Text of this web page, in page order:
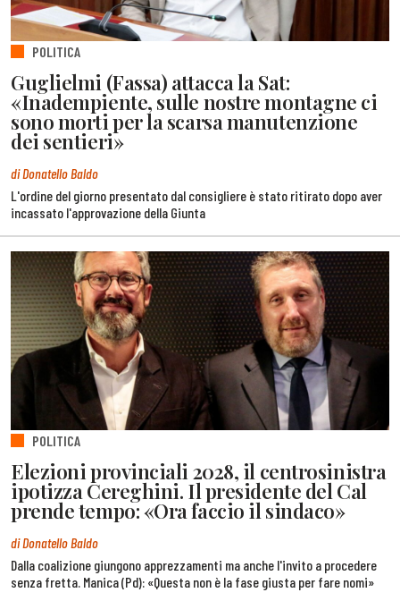
POLITICA
Guglielmi (Fassa) attacca la Sat:
«Inadempiente, sulle nostre montagne ci
sono morti per la scarsa manutenzione
dei sentieri»
di Donatello Baldo
L'ordine del giorno presentato dal consigliere è stato ritirato dopo aver
incassato l'approvazione della Giunta
POLITICA
Elezioni provinciali 2028, il centrosinistra
ipotizza Cereghini. Il presidente del Cal
prende tempo: «Ora faccio il sindaco»
di Donatello Baldo
Dalla coalizione giungono apprezzamenti ma anche l'invito a procedere
senza fretta. Manica (Pd): «Questa non è la fase giusta per fare nomi»